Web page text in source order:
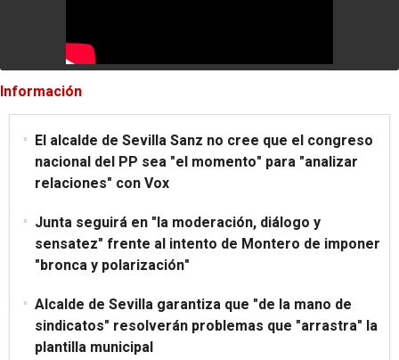
Información
El alcalde de Sevilla Sanz no cree que el congreso
nacional del PP sea "el momento" para "analizar
relaciones" con Vox
Junta seguirá en "la moderación, diálogo y
sensatez" frente al intento de Montero de imponer
"bronca y polarización"
Alcalde de Sevilla garantiza que "de la mano de
sindicatos" resolverán problemas que "arrastra" la
plantilla municipal